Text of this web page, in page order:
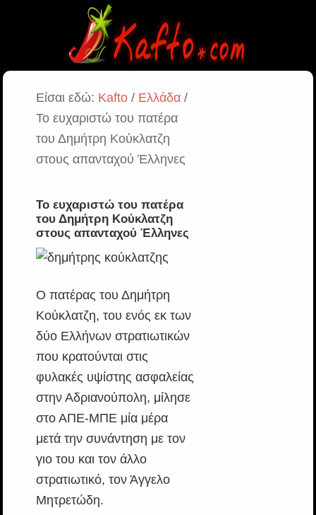
Είσαι εδώ: Kafto/ Ελλάδα/
Το ευχαριστώ του πατέρα
του Δημήτρη Κούκλατζη
στους απανταχού Έλληνες
Το ευχαριστώ του πατέρα
του Δημήτρη Κούκλατζη
στους απανταχού Έλληνες
Ο πατέρας του Δημήτρη
Κούκλατζη, του ενός εκ των
δύο Ελλήνων στρατιωτικών
που κρατούνται στις
φυλακές υψίστης ασφαλείας
στην Αδριανούπολη, μίλησε
στο ΑΠΕ-ΜΠΕ μία μέρα
μετά την συνάντηση με τον
γιο του και τον άλλο
στρατιωτικό, τον Άγγελο
Μητρετώδη.